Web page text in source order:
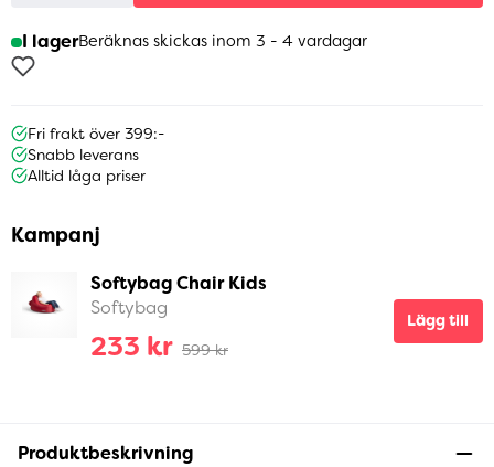
I lagerBeräknas skickas inom 3 - 4 vardagar
Fri frakt över 399:-
Snabb leverans
Alltid låga priser
Kampanj
Softybag Chair Kids
Softybag
233 kr 599 kr
Lägg till
Produktbeskrivning